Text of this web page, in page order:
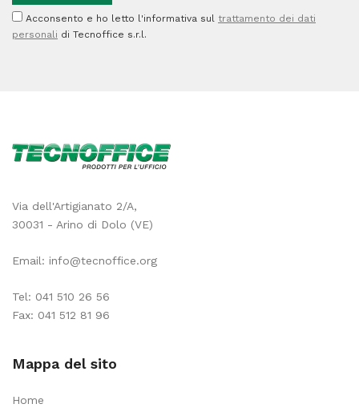
12
Acconsento e ho letto l'informativa sul trattamento dei dati
personali di Tecnoffice s.r.l.
Via dell'Artigianato 2/A,
30031 - Arino di Dolo (VE)
Email: info@tecnoffice.org
Tel: 041 510 26 56
Fax: 041 512 81 96
Mappa del sito
Home